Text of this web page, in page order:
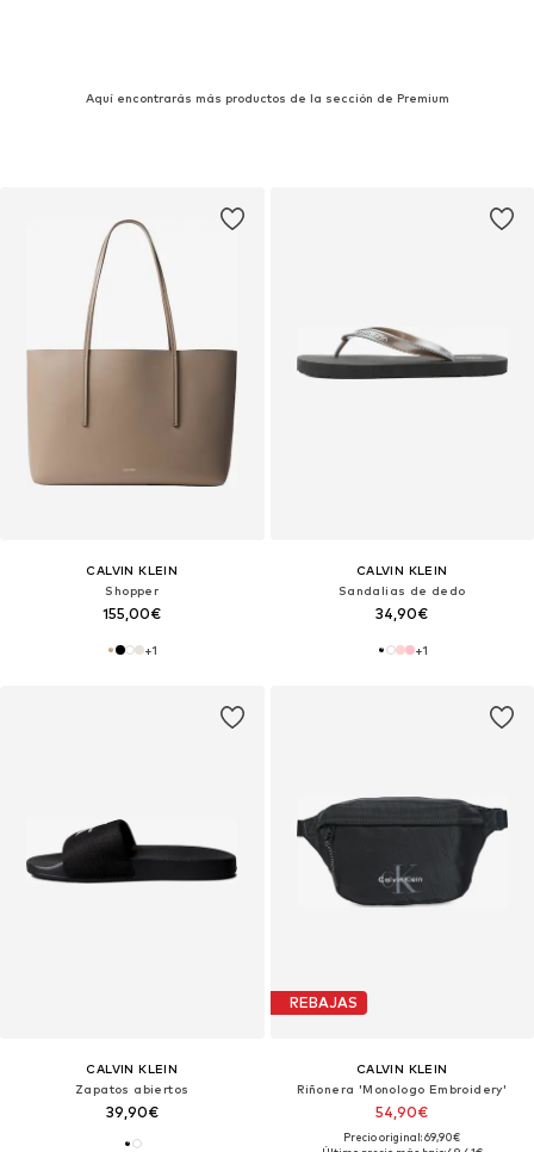
Aquí encontrarás más productos de la sección de Premium
CALVIN KLEIN
Shopper
155,00€
+1
CALVIN KLEIN
Sandalias de dedo
34,90€
+1
CALVIN KLEIN
Zapatos abiertos
39,90€
REBAJAS
CALVIN KLEIN
Riñonera 'Monologo Embroidery'
54,90€
Precio original: 69,90€